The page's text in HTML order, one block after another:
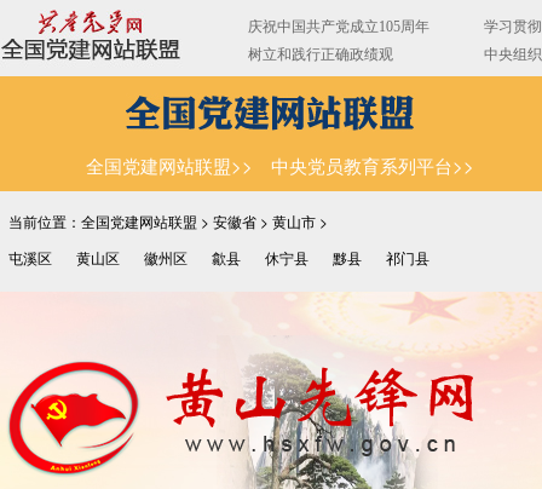
全国党建网站联盟>> 中央党员教育系列平台>>
当前位置：全国党建网站联盟 > 安徽省 > 黄山市 >
屯溪区
黄山区 徽州区 歙县 休宁县 黟县 祁门县